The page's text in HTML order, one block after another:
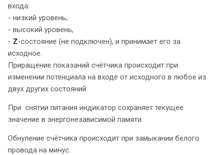
входа:
- низкий уровень,
- высокий уровень,
- Z-состояние (не подключен), и принимает его за
исходное.
Приращение показаний счётчика происходит при
изменении потенциала на входе от исходного в любое из
двух других состояний.
При снятии питания индикатор сохраняет текущее
значение в энергонезависимой памяти.
Обнуление счётчика происходит при замыкании белого
провода на минус.